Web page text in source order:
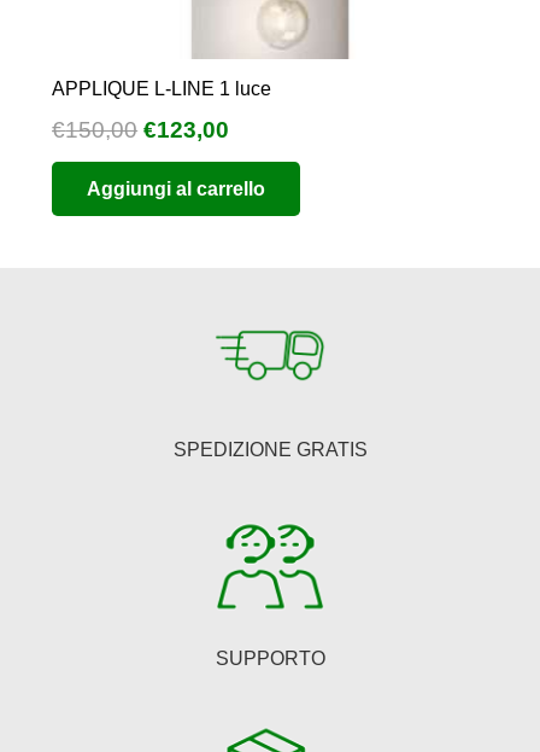
APPLIQUE L-LINE 1 luce
€150,00 Il
prezzo
originale
era:
€123,00
prezzo
attuale
è:
Aggiungi al carrello
SPEDIZIONE GRATIS
SUPPORTO